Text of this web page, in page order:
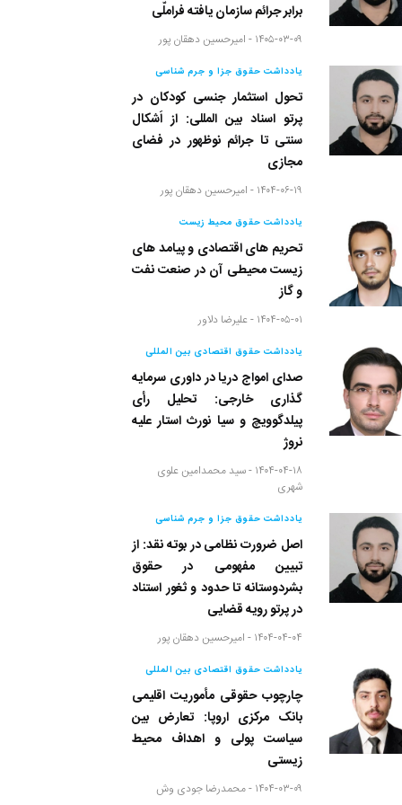
برابر جرائم سازمان یافته فراملّی
۱۴۰۵-۰۳-۰۹ - امیرحسین دهقان پور
یادداشت حقوق جزا و جرم شناسی
تحول استثمار جنسی کودکان در
پرتو اسناد بین المللی: از اَشکال
سنتی تا جرائم نوظهور در فضای
مجازی
۱۴۰۴-۰۶-۱۹ - امیرحسین دهقان پور
یادداشت حقوق محیط زیست
تحریم های اقتصادی و پیامد های
زیست محیطی آن در صنعت نفت
و گاز
۱۴۰۴-۰۵-۰۱ - علیرضا دلاور
یادداشت حقوق اقتصادی بین المللی
صدای امواج دریا در داوری سرمایه
گذاری خارجی: تحلیل رأی
پیلدگوویچ و سیا نورث استار علیه
نروژ
۱۴۰۴-۰۴-۱۸ - سید محمدامین علوی
شهری
یادداشت حقوق جزا و جرم شناسی
اصل ضرورت نظامی در بوته نقد: از
تبیین مفهومی در حقوق
بشردوستانه تا حدود و ثغور استناد
در پرتو رویه قضایی
۱۴۰۴-۰۴-۰۴ - امیرحسین دهقان پور
یادداشت حقوق اقتصادی بین المللی
چارچوب حقوقی مأموریت اقلیمی
بانک مرکزی اروپا: تعارض بین
سیاست پولی و اهداف محیط
زیستی
۱۴۰۴-۰۳-۰۹ - محمدرضا جودی وش